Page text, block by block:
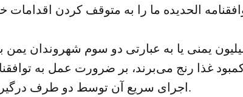
الحدیده ما را به متوقف کردن اقدامات
با اشاره به اینکه ۲۰ میلیون یمنی یا به عبارتی دو سوم
غذا رنج می‌برند، بر ضرورت عمل به
اجرای سریع آن توسط دو طرف درگیری اشاره کرد.